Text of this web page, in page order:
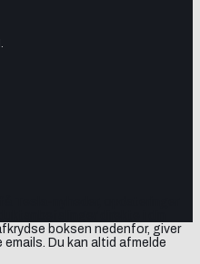
boksen nedenfor, giver
Du kan altid afmelde